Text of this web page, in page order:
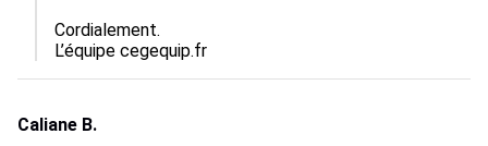
Cordialement.
L’équipe cegequip.fr
Caliane B.